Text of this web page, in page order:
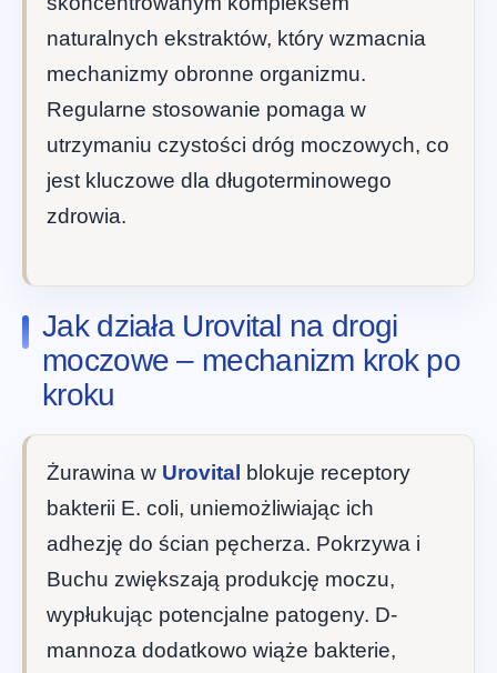
naturalnych ekstraktów, który wzmacnia
mechanizmy obronne organizmu.
Regularne stosowanie pomaga w
utrzymaniu czystości dróg moczowych, co
jest kluczowe dla długoterminowego
zdrowia.
Jak działa Urovital na drogi
moczowe – mechanizm krok po
kroku
Żurawina w Urovital blokuje receptory
bakterii E. coli, uniemożliwiając ich
adhezję do ścian pęcherza. Pokrzywa i
Buchu zwiększają produkcję moczu,
wypłukując potencjalne patogeny. D-
mannoza dodatkowo wiąże bakterie,